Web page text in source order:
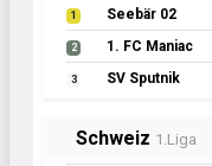
1 Seebär 02
2 1. FC Maniac
3 SV Sputnik
Schweiz 1.Liga